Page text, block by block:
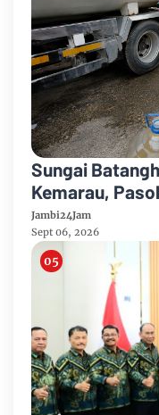
Sungai
Kemarau,
Mayang Jambi
Jambi24Jam
Sept 06, 2026